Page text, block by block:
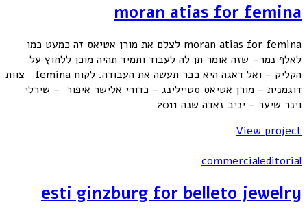
moran atias for femina
moran atias for femina לצלם את מורן אטיאס זה כמעט כמו
לאלף נמר- שזה אומר תן לה לעבוד ותמיד תהיה מוכן ללחוץ על
הקליק – ואל דאגה היא כבר תעשה את העבודה. לקוח femina צוות
דוגמנית – מורן אטיאס סטיילינג – כדורי אלישר איפור – שירלי
וינר שיער – יניב זאדה שנה 2011
View project
commercialeditorial
esti ginzburg for belleto jewelry